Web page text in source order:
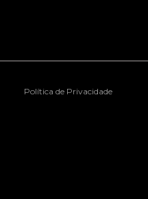
Política de Privacidade